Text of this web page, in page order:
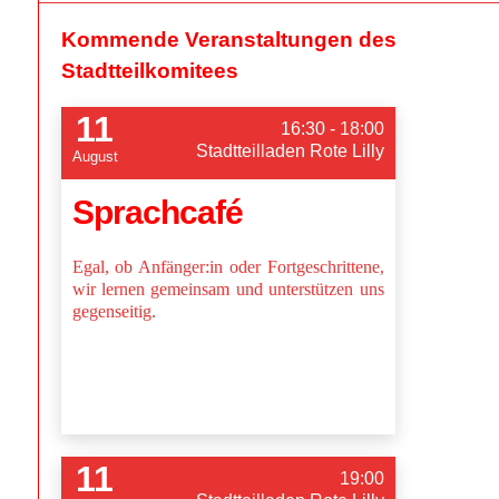
Kommende Veranstaltungen des
Stadtteilkomitees
11
August
16:30 - 18:00
Stadtteilladen Rote Lilly
Sprachcafé
Egal, ob Anfänger:in oder Fortgeschrittene,
wir lernen gemeinsam und unterstützen uns
gegenseitig.
11
19:00